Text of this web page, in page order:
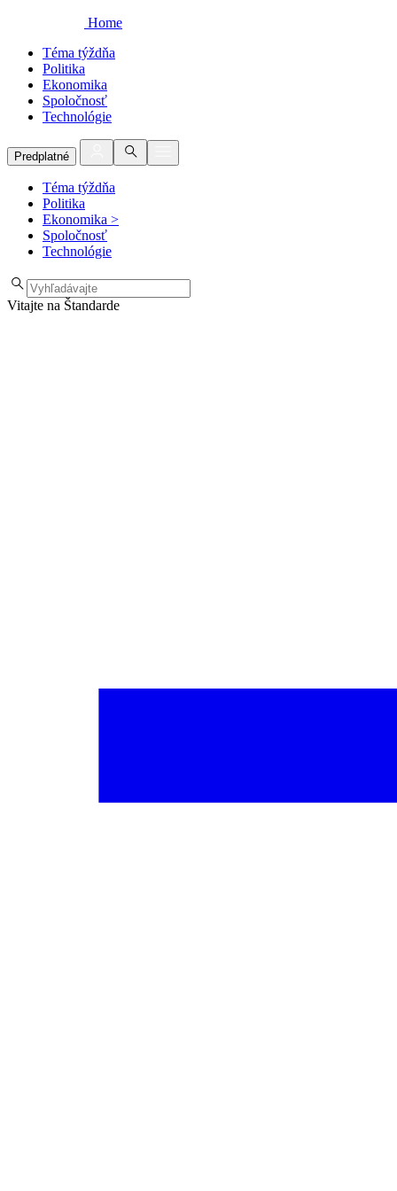
Home
Téma týždňa
Politika
Ekonomika
Spoločnosť
Technológie
Predplatné
Téma týždňa
Politika
Ekonomika >
Spoločnosť
Technológie
Vitajte na Štandarde